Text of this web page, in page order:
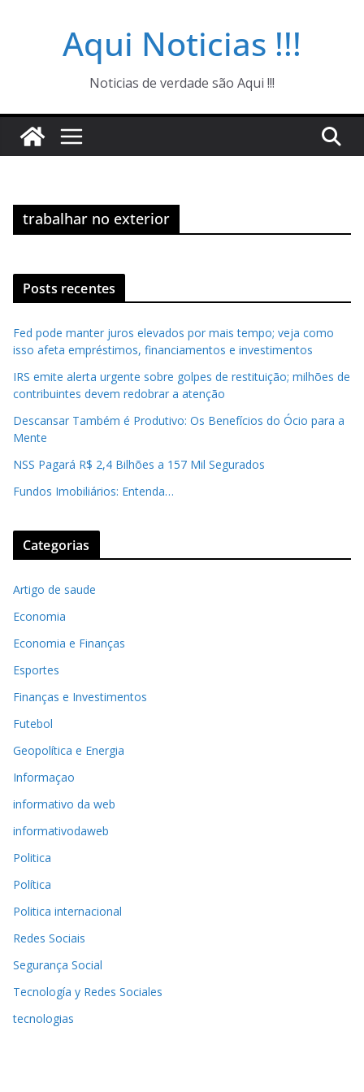
Aqui Noticias !!!
Noticias de verdade são Aqui !!!
trabalhar no exterior
Posts recentes
Fed pode manter juros elevados por mais tempo; veja como
isso afeta empréstimos, financiamentos e investimentos
IRS emite alerta urgente sobre golpes de restituição; milhões de
contribuintes devem redobrar a atenção
Descansar Também é Produtivo: Os Benefícios do Ócio para a
Mente
NSS Pagará R$ 2,4 Bilhões a 157 Mil Segurados
Fundos Imobiliários: Entenda…
Categorias
Artigo de saude
Economia
Economia e Finanças
Esportes
Finanças e Investimentos
Futebol
Geopolítica e Energia
Informaçao
informativo da web
informativodaweb
Politica
Política
Politica internacional
Redes Sociais
Segurança Social
Tecnología y Redes Sociales
tecnologias